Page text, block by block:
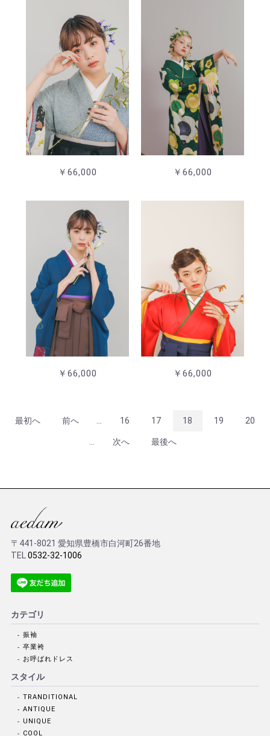
￥66,000 ￥66,000
￥66,000 ￥66,000
最初へ 前へ 16 17 18 19 20
次へ 最後へ
〒441-8021 愛知県豊橋市白河町26番地
TEL 0532-32-1006
カテゴリ
振袖
卒業袴
お呼ばれドレス
スタイル
TRANDITIONAL
ANTIQUE
UNIQUE
COOL